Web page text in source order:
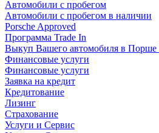
Автомобили с пробегом
Автомобили с пробегом в наличии
Porsche Approved
Программа Trade In
Выкуп Вашего автомобиля в Порше
Финансовые услуги
Финансовые услуги
Заявка на кредит
Кредитование
Лизинг
Страхование
Услуги и Сервис